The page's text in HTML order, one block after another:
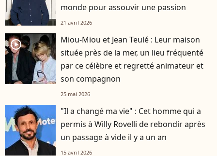
monde pour assouvir une passion
21 avril 2026
player2
Miou-Miou et Jean Teulé : Leur maison
située près de la mer, un lieu fréquenté
par ce célèbre et regretté animateur et
son compagnon
25 mai 2026
"Il a changé ma vie" : Cet homme qui a
permis à Willy Rovelli de rebondir après
un passage à vide il y a un an
15 avril 2026